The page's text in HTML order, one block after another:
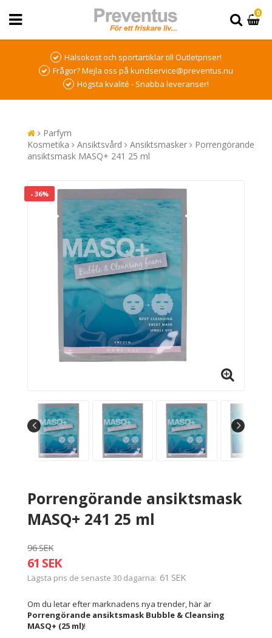
0
Hälsokost och sportartiklar till Outletpriser!
Frågor? Mejla oss på kundservice@preventus.nu
Högsta kvalité - Snabba leveranser!
Parfym
Kosmetika
Ansiktsvård Ansiktsmasker
Porrengörande
ansiktsmask MASQ+ 241 25 ml
- 36%
Porrengörande ansiktsmask
MASQ+ 241 25 ml
96 SEK
61 SEK
Lägsta pris de senaste 30 dagarna 61 SEK
Om du letar efter marknadens nya trender, här är
Porrengörande ansiktsmask Bubble & Cleansing
MASQ+ (25 ml)!